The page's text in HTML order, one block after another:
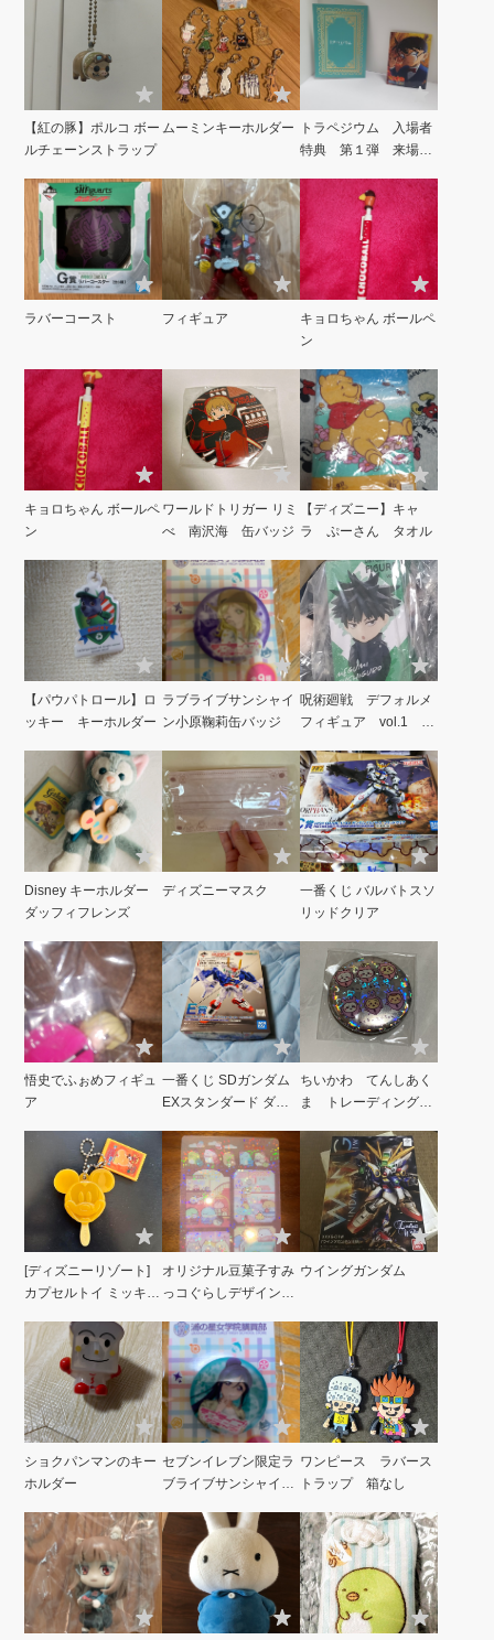
【紅の豚】ポルコ ボー
ルチェーンストラップ
ムーミンキーホルダー
トラペジウム 入場者
特典 第１弾 来場者
ラバーコースト フィギュア
キョロちゃん ボールペ
ン
キョロちゃん ボールペ
ン
ワールドトリガー リミ
べ 南沢海 缶バッジ
【ディズニー】キャ
ラ ぷーさん タオル
【パウパトロール】ロ
ッキー キーホルダー
ラブライブサンシャイ
ン小原鞠莉缶バッジ
呪術廻戦 デフォルメ
フィギュア vol.1 伏
Disney キーホルダー
ダッフィフレンズ
ディズニーマスク
一番くじ バルバトスソ
リッドクリア
悟史でふぉめフィギュ
ア
一番くじ SDガンダム
EXスタンダード ダブ
ドクリア
ちいかわ てんしあく
ま トレーディング缶
[ディズニーリゾート]
カプセルトイ ミッキー
オリジナル豆菓子すみ
っコぐらしデザインク
ウイングガンダム
ショクパンマンのキー
ホルダー
セブンイレブン限定ラ
ブライブサンシャイン
ワンピース ラバース
トラップ 箱なし